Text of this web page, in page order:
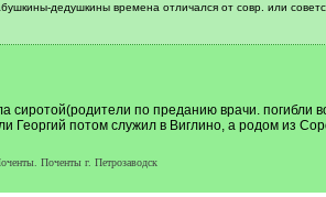
дедушкины времена отличался от совр. или
сиротой(родители по преданию врачи.
Георгий потом служил в Виглино, а родом из
Поченты г. Петрозаводск